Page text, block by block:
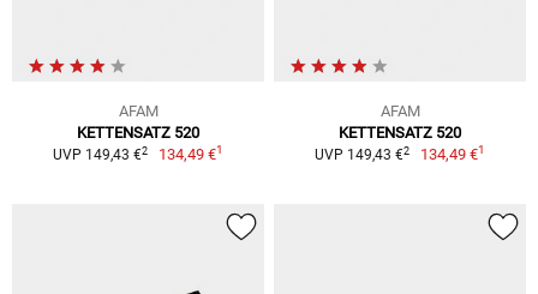
AFAM
KETTENSATZ 520
UVP 149,43 €2 134,49 €1
AFAM
KETTENSATZ 520
UVP 149,43 €2 134,49 €1